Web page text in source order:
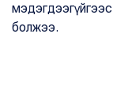
болжээ.